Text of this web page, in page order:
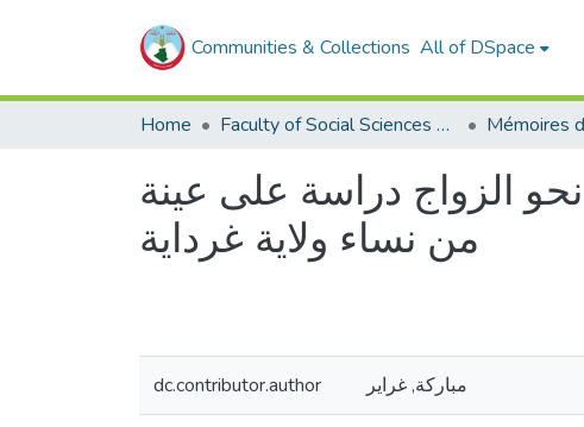
Communities & Collections All of DSpace
Home Faculty of Social Sciences and Humanities Mémoires
نحو الزواج دراسة على عينة
من نساء ولاية غرداية
dc.contributor.author مباركة, غراير